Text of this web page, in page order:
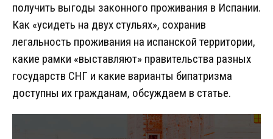
получить выгоды законного проживания в Испании.
Как «усидеть на двух стульях», сохранив
легальность проживания на испанской территории,
какие рамки «выставляют» правительства разных
государств СНГ и какие варианты бипатризма
доступны их гражданам, обсуждаем в статье.